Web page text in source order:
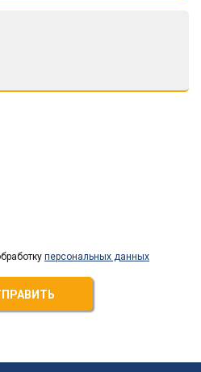
персональных данных